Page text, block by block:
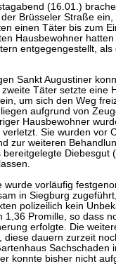
(16.01.)
Brüsseler Straße
einen Täter bis zum
Hausbewohner
entgegengestellt,
Sankt Augustiner
Täter setzte eine
um sich den Weg
aufgrund von
Hausbewohner
Sie wurden vor
zur weiteren
bereitgelegte Diebesgut
wurde vorläufig
in Siegburg
polizeilich kein
1,36 Promille, so dass
erfolgte. Die
diese dauern zurzeit
Sachschaden
konnte bisher nicht